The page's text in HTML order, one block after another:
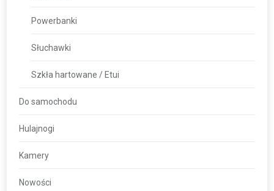
Powerbanki
Słuchawki
Szkła hartowane / Etui
Do samochodu
Hulajnogi
Kamery
Nowości